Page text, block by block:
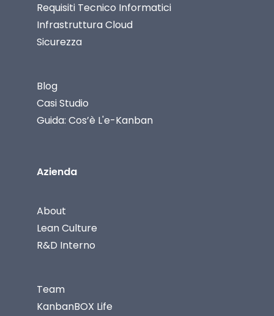
Requisiti Tecnico Informatici
Infrastruttura Cloud
Sicurezza
Blog
Casi Studio
Guida: Cos’è L'e-Kanban
Azienda
About
Lean Culture
R&D Interno
Team
KanbanBOX Life